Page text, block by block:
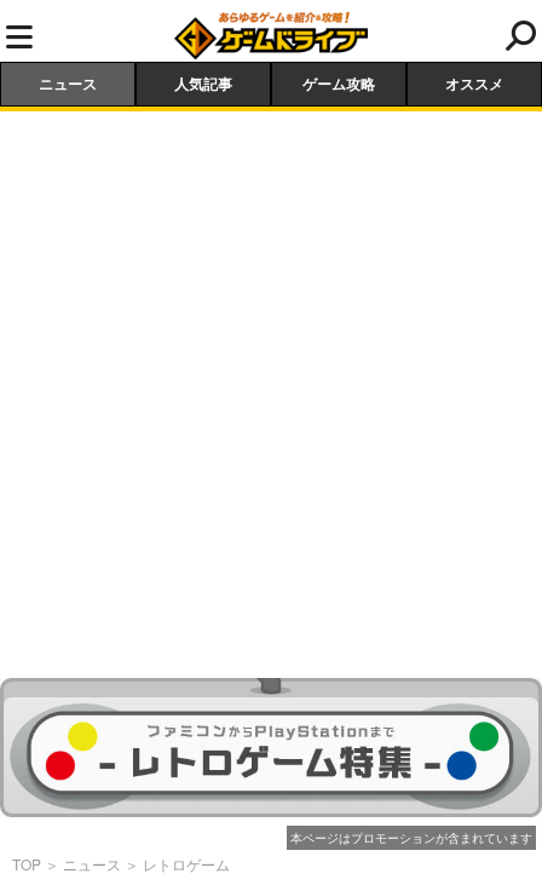
ニュース 人気記事 ゲーム攻略 オススメ
本ページはプロモーションが含まれています
TOP ＞ ニュース ＞ レトロゲーム